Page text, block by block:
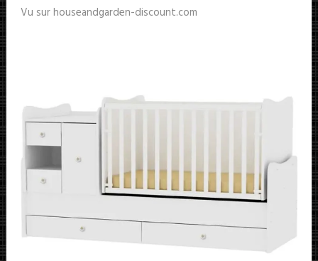
Vu sur houseandgarden-discount.com